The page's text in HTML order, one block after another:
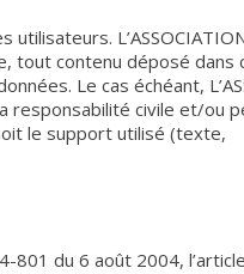
tout contenu déposé dans
Le cas échéant,
responsabilité civile et/ou
le support utilisé (texte,
801 du 6 août 2004,